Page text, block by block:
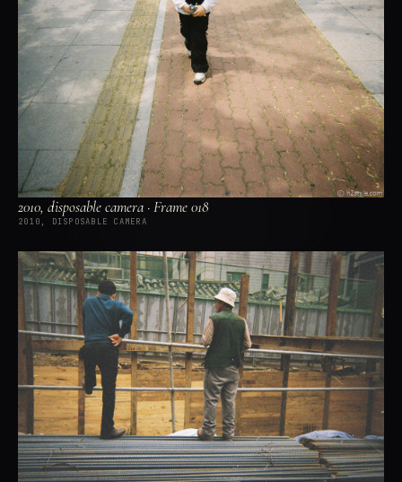
2010, disposable camera · Frame 018
2010, DISPOSABLE CAMERA